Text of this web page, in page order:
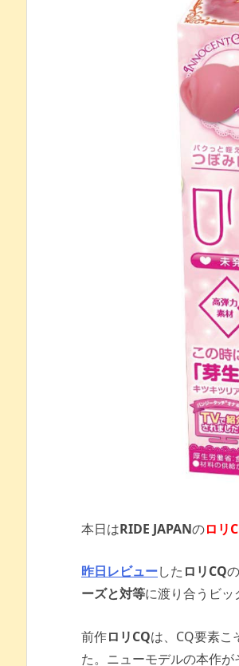
本日はRIDE JAPANのロリ
昨日レビューした ロリCQ
ーズと対等に渡り合うビ
前作ロリCQは、CQ要素こ
た。ニューモデルの本作